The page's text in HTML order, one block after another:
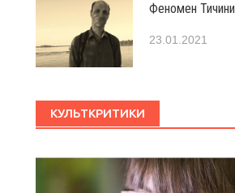
Феномен Тичини
23.01.2021
КУЛЬТКРИТИКИ